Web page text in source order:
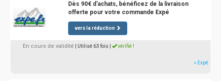
Dès 90€ d'achats, bénéficez de la livraison
offerte pour votre commande Expé
vers la réduction
En cours de validité | Utilisé 63 fois vérifié !
» Expé